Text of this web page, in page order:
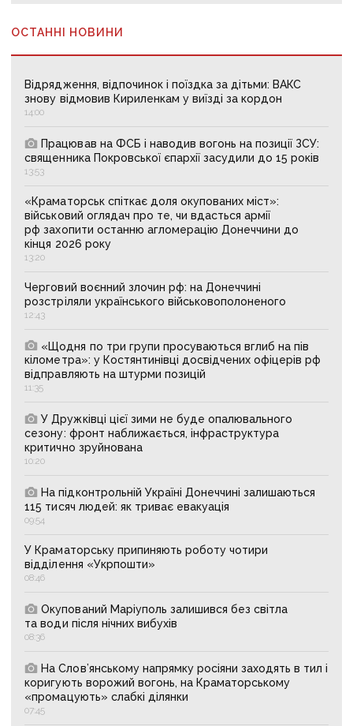
ОСТАННІ НОВИНИ
Відрядження, відпочинок і поїздка за дітьми: ВАКС
знову відмовив Кириленкам у виїзді за кордон
14:00
Працював на ФСБ і наводив вогонь на позиції ЗСУ:
священника Покровської єпархії засудили до 15 років
13:53
«Краматорськ спіткає доля окупованих міст»:
військовий оглядач про те, чи вдасться армії
рф захопити останню агломерацію Донеччини до
кінця 2026 року
13:20
Черговий воєнний злочин рф: на Донеччині
розстріляли українського військовополоненого
12:43
«Щодня по три групи просуваються вглиб на пів
кілометра»: у Костянтинівці досвідчених офіцерів рф
відправляють на штурми позицій
11:35
У Дружківці цієї зими не буде опалювального
сезону: фронт наближається, інфраструктура
критично зруйнована
10:20
На підконтрольній Україні Донеччині залишаються
115 тисяч людей: як триває евакуація
09:54
У Краматорську припиняють роботу чотири
відділення «Укрпошти»
08:46
Окупований Маріуполь залишився без світла
та води після нічних вибухів
08:36
На Слов’янському напрямку росіяни заходять в тил і
коригують ворожий вогонь, на Краматорському
«промацують» слабкі ділянки
07:45